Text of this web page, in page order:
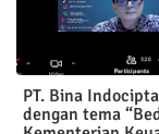
PT. Bina
dengan tema